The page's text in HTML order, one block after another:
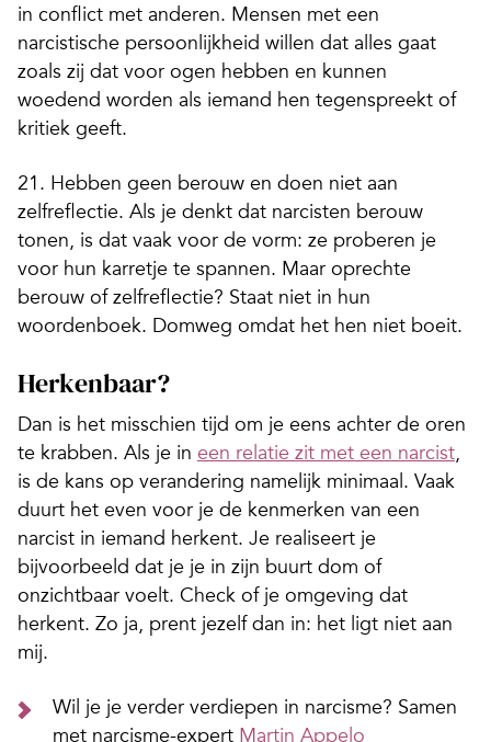
in conflict met anderen. Mensen met een
narcistische persoonlijkheid willen dat alles gaat
zoals zij dat voor ogen hebben en kunnen
woedend worden als iemand hen tegenspreekt of
kritiek geeft.
21. Hebben geen berouw en doen niet aan
zelfreflectie. Als je denkt dat narcisten berouw
tonen, is dat vaak voor de vorm: ze proberen je
voor hun karretje te spannen. Maar oprechte
berouw of zelfreflectie? Staat niet in hun
woordenboek. Domweg omdat het hen niet boeit.
Herkenbaar?
Dan is het misschien tijd om je eens achter de oren
te krabben. Als je in een relatie zit met een narcist,
is de kans op verandering namelijk minimaal. Vaak
duurt het even voor je de kenmerken van een
narcist in iemand herkent. Je realiseert je
bijvoorbeeld dat je je in zijn buurt dom of
onzichtbaar voelt. Check of je omgeving dat
herkent. Zo ja, prent jezelf dan in: het ligt niet aan
mij.
Wil je je verder verdiepen in narcisme? Samen
met narcisme-expert Martin Appelo